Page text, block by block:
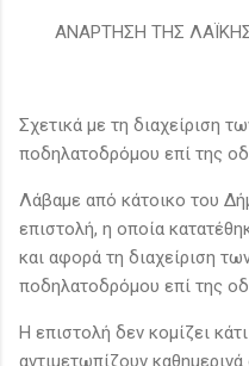
ΑΝΑΡΤΗΣΗ ΤΗΣ
Σχετικά με τη διαχείριση
ποδηλατοδρόμου επί της
Λάβαμε από κάτοικο του
επιστολή, η οποία
και αφορά τη διαχείριση
ποδηλατοδρόμου επί της
Η επιστολή δεν κομίζει
αντιμετωπίζουν